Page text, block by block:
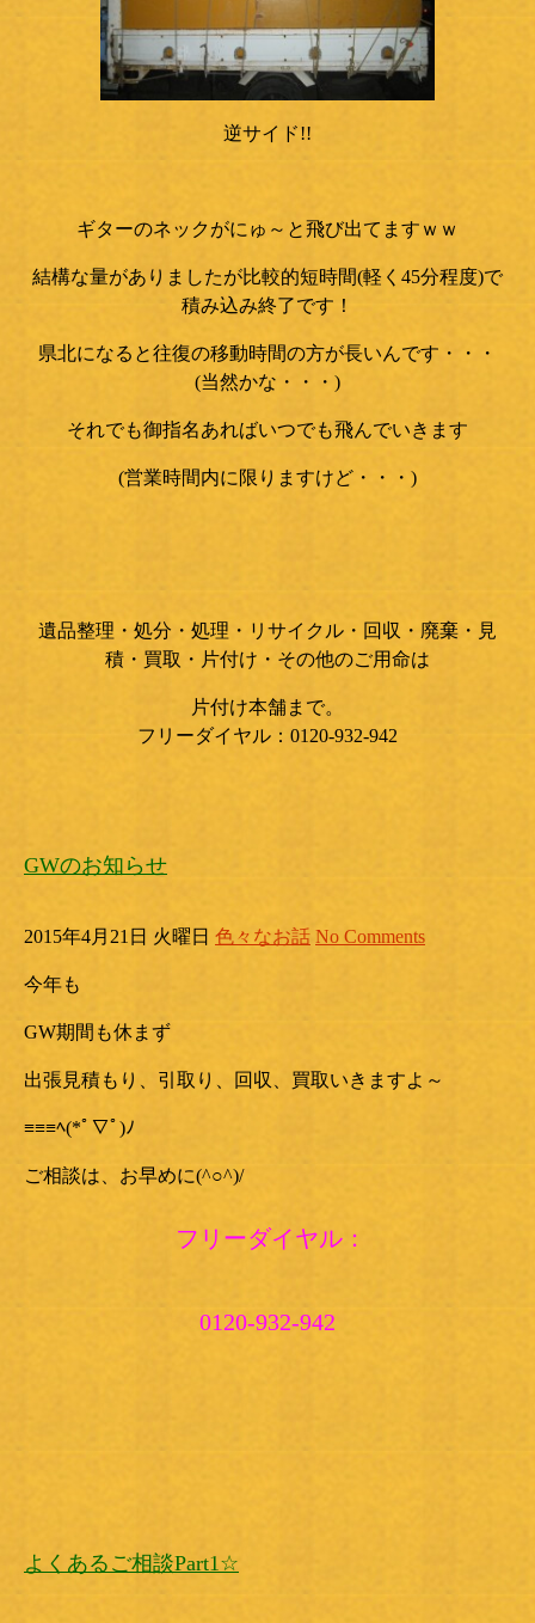
逆サイド!!
ギターのネックがにゅ～と飛び出てますｗｗ
結構な量がありましたが比較的短時間(軽く45分程度)で
積み込み終了です！
県北になると往復の移動時間の方が長いんです・・・
(当然かな・・・)
それでも御指名あればいつでも飛んでいきます
(営業時間内に限りますけど・・・)
遺品整理 ・ 処分 ・ 処理 ・ リサイクル・ 回収 ・ 廃棄 ・ 見
積 ・ 買取 ・ 片付け ・その他のご用命は
片付け本舗まで。
フリーダイヤル：0120-932-942
GWのお知らせ
2015年4月21日 火曜日 色々なお話 No Comments
今年も
GW期間も休まず
出張見積もり、引取り、回収、買取いきますよ～
≡≡≡ﾍ(*ﾟ∇ﾟ)ﾉ
ご相談は、お早めに(^○^)/
フリーダイヤル：
0120-932-942
よくあるご相談Part1☆